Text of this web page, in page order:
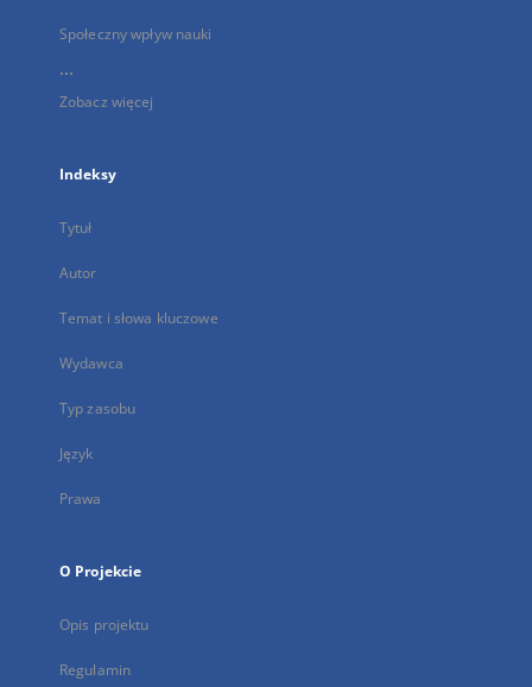
Społeczny wpływ nauki
...
Zobacz więcej
Indeksy
Tytuł
Autor
Temat i słowa kluczowe
Wydawca
Typ zasobu
Język
Prawa
O Projekcie
Opis projektu
Regulamin